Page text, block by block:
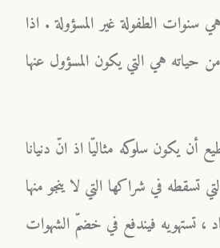
و15 عاما هي سنوات الطفولة غير المسؤولة . اذا
من حياته هي التي يكون المسؤول عنها
أن يكون سلوكه مثاليّا اذ انّ دنيانا
تسقطه في شراكها التي لا ينجو منها
، تستهويه فيندفع في خضمّ الشهوات